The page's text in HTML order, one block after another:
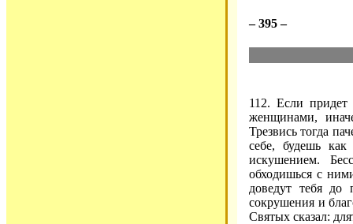
– 395 –
112. Если
женщинами,
Трезвись тогда
себе, будешь
искушением.
обходишься с
доведут тебя
сокрушения и
Святых сказал: